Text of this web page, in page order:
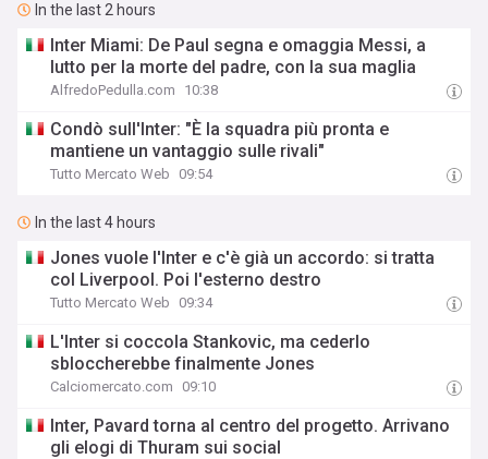
In the last 2 hours
Inter Miami: De Paul segna e omaggia Messi, a
lutto per la morte del padre, con la sua maglia
AlfredoPedulla.com 10:38
Condò sull'Inter: "È la squadra più pronta e
mantiene un vantaggio sulle rivali"
Tutto Mercato Web 09:54
In the last 4 hours
Jones vuole l'Inter e c'è già un accordo: si tratta
col Liverpool. Poi l'esterno destro
Tutto Mercato Web 09:34
L'Inter si coccola Stankovic, ma cederlo
sbloccherebbe finalmente Jones
Calciomercato.com 09:10
Inter, Pavard torna al centro del progetto. Arrivano
gli elogi di Thuram sui social